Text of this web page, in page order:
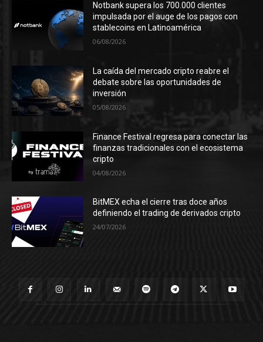
Notbank supera los 700.000 clientes
impulsada por el auge de los pagos con
stablecoins en Latinoamérica
06/08/2026
La caída del mercado cripto reabre el
debate sobre las oportunidades de
inversión
05/08/2026
Finance Festival regresa para conectar las
finanzas tradicionales con el ecosistema
cripto
04/08/2026
BitMEX echa el cierre tras doce años
definiendo el trading de derivados cripto
24/07/2026